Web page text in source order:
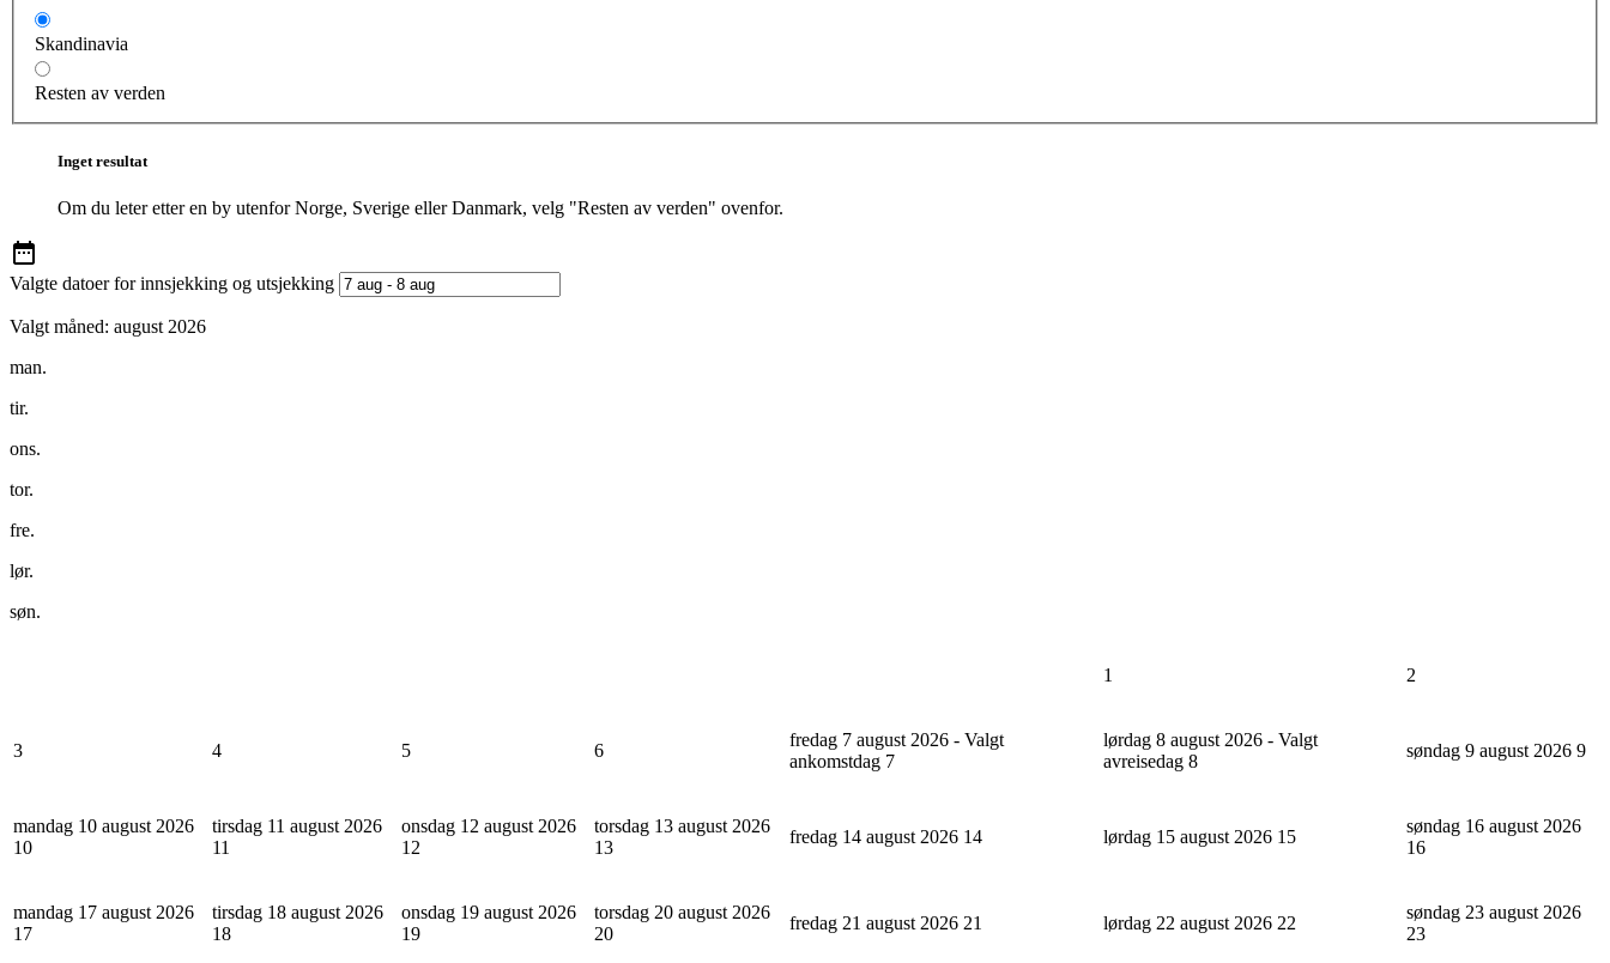
Skandinavia
Resten av verden
Inget resultat
Om du leter etter en by utenfor Norge, Sverige eller Danmark, velg "Resten av verden" ovenfor.
Valgte datoer for innsjekking og utsjekking
Valgt måned: august 2026
man.
tir.
ons.
tor.
fre.
lør.
søn.
1 2
3 4 5 6
fredag 7 august 2026 - Valgt
ankomstdag 7
lørdag 8 august 2026 - Valgt
avreisedag 8
søndag 9 august 2026 9
mandag 10 august 2026
10
tirsdag 11 august 2026
11
onsdag 12 august 2026
12
torsdag 13 august 2026
13
fredag 14 august 2026 14 lørdag 15 august 2026 15
søndag 16 august 2026
16
mandag 17 august 2026
17
tirsdag 18 august 2026
18
onsdag 19 august 2026
19
torsdag 20 august 2026
20
fredag 21 august 2026 21 lørdag 22 august 2026 22
søndag 23 august 2026
23